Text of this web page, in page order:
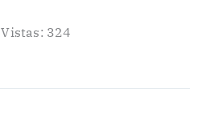
Vistas: 324